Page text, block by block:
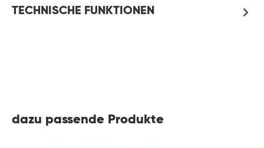
TECHNISCHE FUNKTIONEN
dazu passende Produkte